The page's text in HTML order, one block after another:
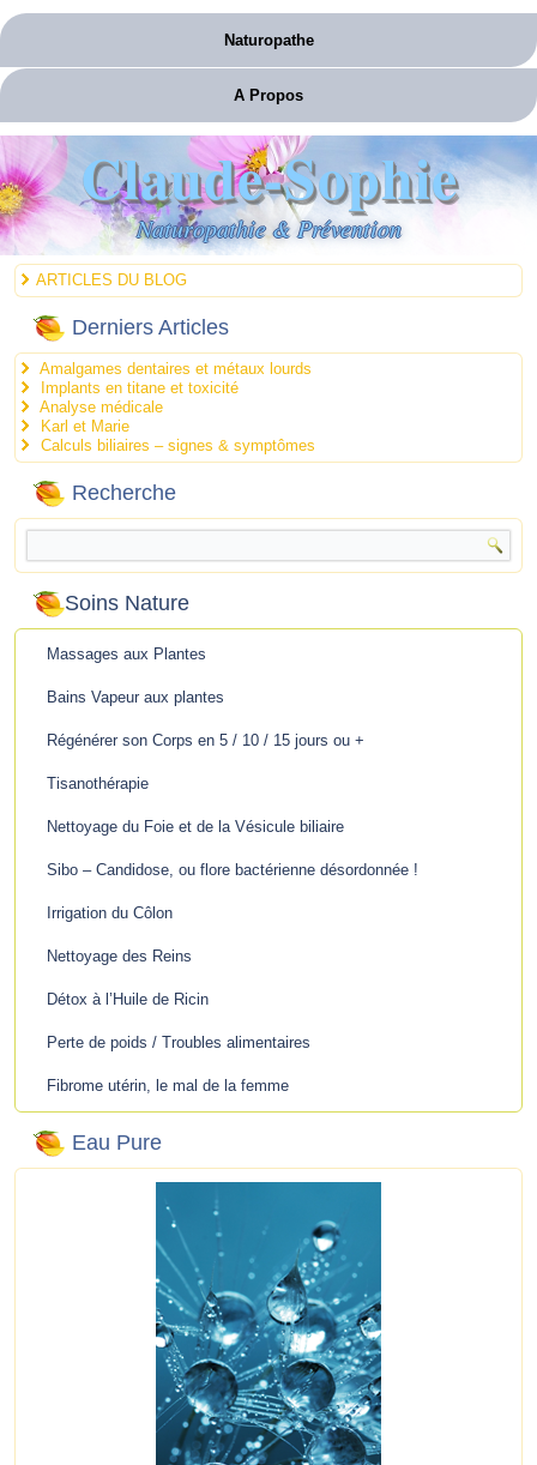
Naturopathe
A Propos
Claude-Sophie
Naturopathie & Prévention
ARTICLES DU BLOG
Derniers Articles
Amalgames dentaires et métaux lourds
Implants en titane et toxicité
Analyse médicale
Karl et Marie
Calculs biliaires – signes & symptômes
Recherche
Soins Nature
Massages aux Plantes
Bains Vapeur aux plantes
Régénérer son Corps en 5 / 10 / 15 jours ou +
Tisanothérapie
Nettoyage du Foie et de la Vésicule biliaire
Sibo – Candidose, ou flore bactérienne désordonnée !
Irrigation du Côlon
Nettoyage des Reins
Détox à l’Huile de Ricin
Perte de poids / Troubles alimentaires
Fibrome utérin, le mal de la femme
Eau Pure